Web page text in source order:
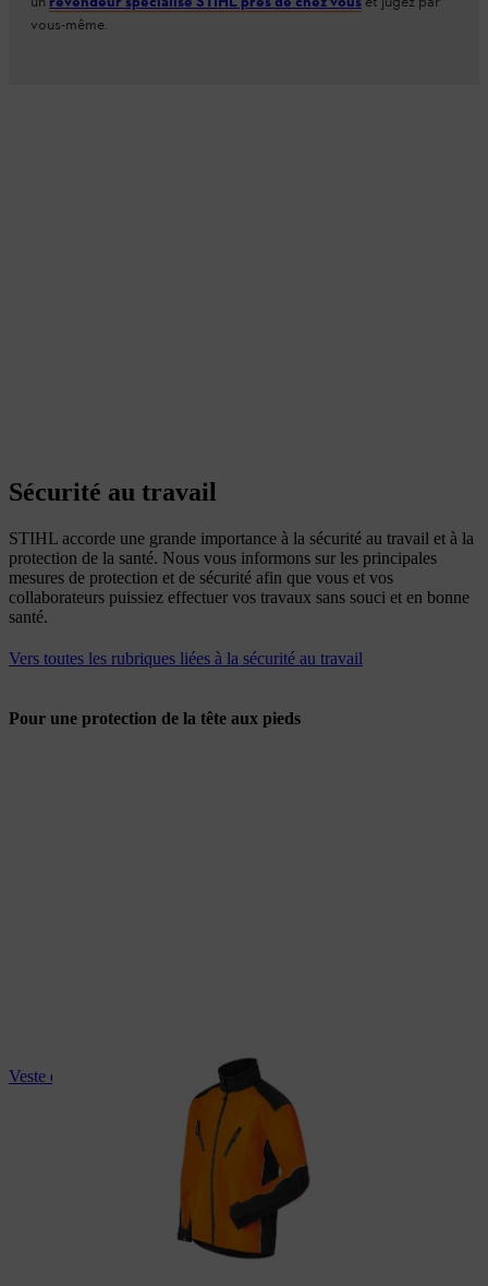
vous-même.
Sécurité au travail
STIHL accorde une grande importance à la sécurité au travail et à la
protection de la santé. Nous vous informons sur les principales
mesures de protection et de sécurité afin que vous et vos
collaborateurs puissiez effectuer vos travaux sans souci et en bonne
santé.
Vers toutes les rubriques liées à la sécurité au travail
Pour une protection de la tête aux pieds
Veste de pluie STIHL